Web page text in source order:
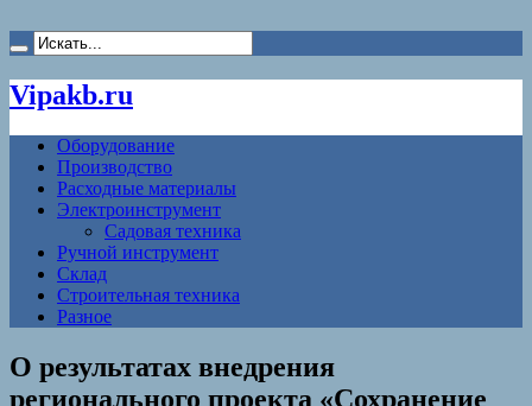
Vipakb.ru
Оборудование
Производство
Расходные материалы
Электроинструмент
Садовая техника
Ручной инструмент
Склад
Строительная техника
Разное
О результатах внедрения
регионального проекта «Сохранение